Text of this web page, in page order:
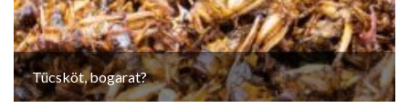
Tücsköt, bogarat?